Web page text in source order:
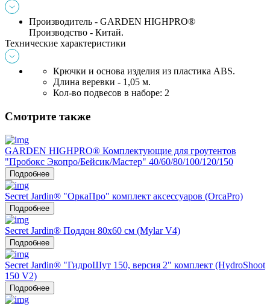
Производитель - GARDEN HIGHPRO®
Производство - Китай.
Технические характеристики
Крючки и основа изделия из пластика ABS.
Длина веревки - 1,05 м.
Кол-во подвесов в наборе: 2
Смотрите также
GARDEN HIGHPRO® Комплектующие для гроутентов
"Пробокс Экопро/Бейсик/Мастер" 40/60/80/100/120/150
Подробнее
Secret Jardin® "ОркаПро" комплект аксессуаров (OrcaPro)
Подробнее
Secret Jardin® Поддон 80x60 см (Mylar V4)
Подробнее
Secret Jardin® "ГидроШут 150, версия 2" комплект (HydroShoot
150 V2)
Подробнее